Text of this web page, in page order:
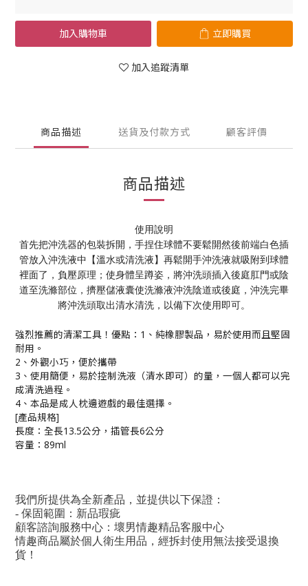
加入購物車 立即購買
加入追蹤清單
商品描述 送貨及付款方式 顧客評價
商品描述
使用說明
首先把沖洗器的包裝拆開，手捏住球體不要鬆開然後前端白色插
管放入沖洗液中【溫水或清洗液】再鬆開手沖洗液就吸附到球體
裡面了，負壓原理；使身體呈蹲姿，將沖洗頭插入後庭肛門或陰
道至洗滌部位，擠壓儲液囊使洗滌液沖洗陰道或後庭，沖洗完畢
將沖洗頭取出清水清洗，以備下次使用即可。
強烈推薦的清潔工具！優點： 1、純橡膠製品，易於使用而且堅固
耐用。
2、 外觀小巧，便於攜帶
3、使用簡便，易於控制洗液（清水即可）的量，一個人都可以完
成清洗過程。
4、本品是成人枕邊遊戲的最佳選擇。
[產品規格]
長度：全長13.5公分，插管長6公分
容量：89ml
我們所提供為全新產品，並提供以下保證：
- 保固範圍：新品瑕疵
顧客諮詢服務中心：壞男情趣精品客服中心
情趣商品屬於個人衛生用品，經拆封使用無法接受退換
貨！